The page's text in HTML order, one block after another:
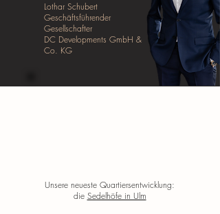
Lothar Schubert
Geschäftsführender
Gesellschafter
DC Developments GmbH &
Co. KG
Unsere neueste Quartiersentwicklung:
die Sedelhöfe in Ulm